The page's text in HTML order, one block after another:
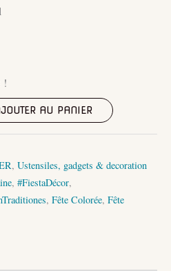
!
AU PANIER
, Ustensiles, gadgets & decoration
, #FiestaDécor,
, Fête Colorée, Fête